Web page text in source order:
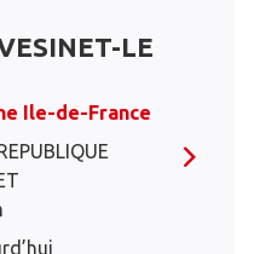
LE
Ile-de-France